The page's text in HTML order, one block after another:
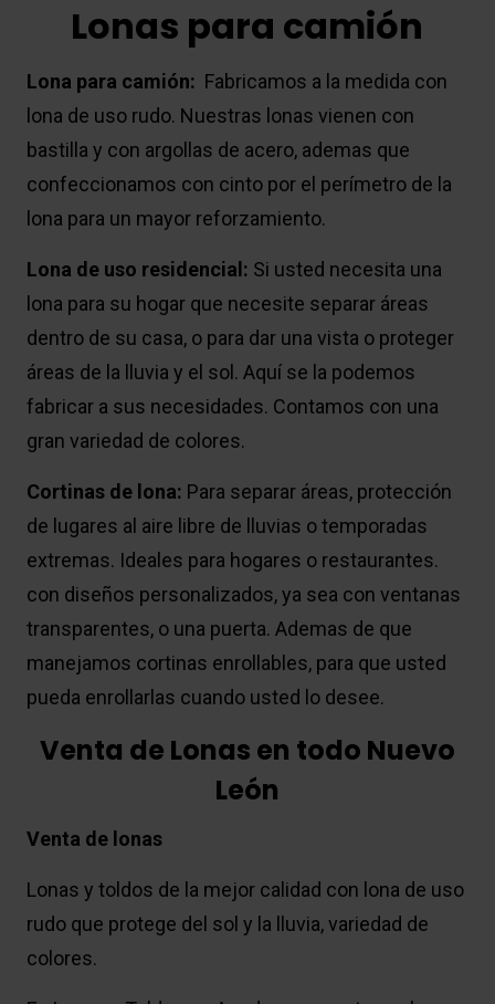
Lonas para camión
Lona para camión: Fabricamos a la medida con
lona de uso rudo. Nuestras lonas vienen con
bastilla y con argollas de acero, ademas que
confeccionamos con cinto por el perímetro de la
lona para un mayor reforzamiento.
Lona de uso residencial: Si usted necesita una
lona para su hogar que necesite separar áreas
dentro de su casa, o para dar una vista o proteger
áreas de la lluvia y el sol. Aquí se la podemos
fabricar a sus necesidades. Contamos con una
gran variedad de colores.
Cortinas de lona: Para separar áreas, protección
de lugares al aire libre de lluvias o temporadas
extremas. Ideales para hogares o restaurantes.
con diseños personalizados, ya sea con ventanas
transparentes, o una puerta. Ademas de que
manejamos cortinas enrollables, para que usted
pueda enrollarlas cuando usted lo desee.
Venta de Lonas en todo Nuevo
León
Venta de lonas
Lonas y toldos de la mejor calidad con lona de uso
rudo que protege del sol y la lluvia, variedad de
colores.